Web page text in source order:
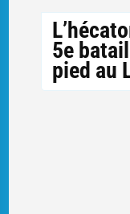
5e
pied au